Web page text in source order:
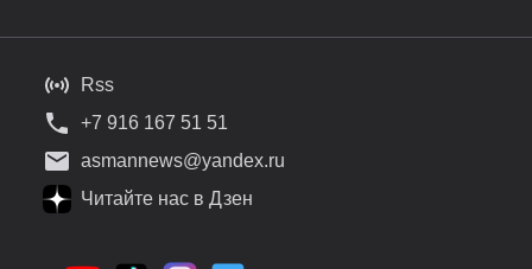
Rss
+7 916 167 51 51
asmannews@yandex.ru
Читайте нас в Дзен